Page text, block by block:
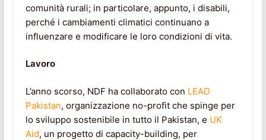
comunità rurali; in particolare, appunto, i disabili,
perché i cambiamenti climatici continuano a
influenzare e modificare le loro condizioni di vita.
Lavoro
L’anno scorso, NDF ha collaborato con LEAD
Pakistan, organizzazione no-profit che spinge per
lo sviluppo sostenibile in tutto il Pakistan, e UK
Aid, un progetto di capacity-building, per